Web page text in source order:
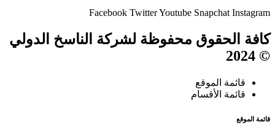
Facebook TwitterYoutube Snapchat Instagram
كافة الحقوق محفوظة لشركة الناسخ الدولي
© 2024
قائمة الموقع
قائمة الأقسام
قائمة الموقع